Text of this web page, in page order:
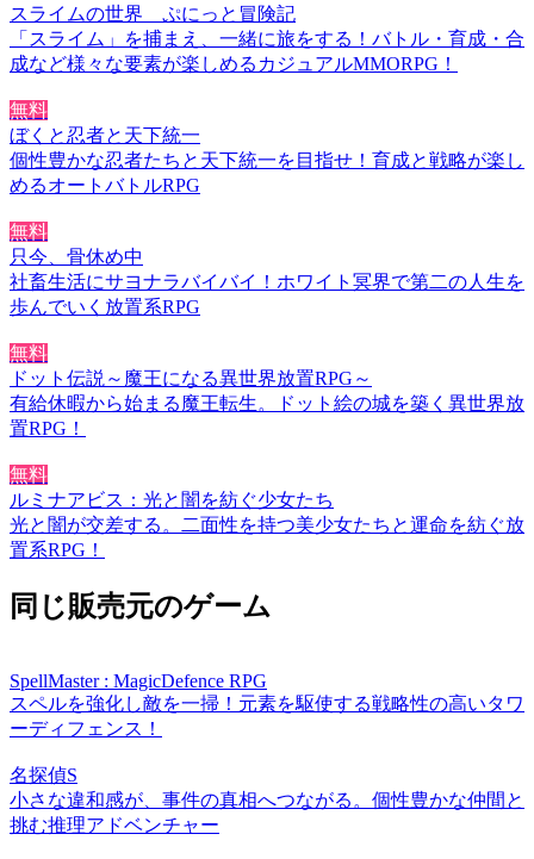
スライムの世界 ぷにっと冒険記
「スライム」を捕まえ、一緒に旅をする！バトル・育成・合
成など様々な要素が楽しめるカジュアルMMORPG！
無料
ぼくと忍者と天下統一
個性豊かな忍者たちと天下統一を目指せ！育成と戦略が楽し
めるオートバトルRPG
無料
只今、骨休め中
社畜生活にサヨナラバイバイ！ホワイト冥界で第二の人生を
歩んでいく放置系RPG
無料
ドット伝説～魔王になる異世界放置RPG～
有給休暇から始まる魔王転生。ドット絵の城を築く異世界放
置RPG！
無料
ルミナアビス：光と闇を紡ぐ少女たち
光と闇が交差する。二面性を持つ美少女たちと運命を紡ぐ放
置系RPG！
同じ販売元のゲーム
SpellMaster : MagicDefence RPG
スペルを強化し敵を一掃！元素を駆使する戦略性の高いタワ
ーディフェンス！
名探偵S
小さな違和感が、事件の真相へつながる。個性豊かな仲間と
挑む推理アドベンチャー